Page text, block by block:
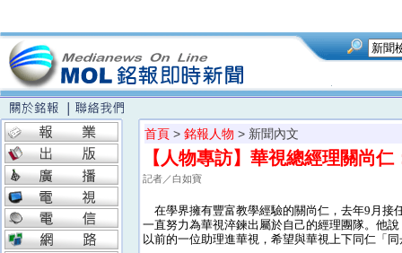
首頁 > 銘報人物 > 新聞內文
【人物專訪】華視總經理關尚
記者／白如寶
在學界擁有豐富教學經驗的關尚仁，去年9月接
一直努力為華視淬鍊出屬於自己的經理團隊。他
以前的一位助理進華視，希望與華視上下同仁「